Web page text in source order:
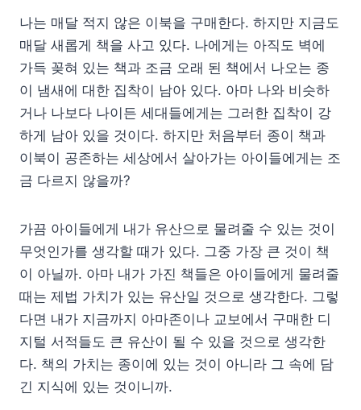
나는 매달 적지 않은 이북을 구매한다. 하지만 지금도
매달 새롭게 책을 사고 있다. 나에게는 아직도 벽에
가득 꽂혀 있는 책과 조금 오래 된 책에서 나오는 종
이 냄새에 대한 집착이 남아 있다. 아마 나와 비슷하
거나 나보다 나이든 세대들에게는 그러한 집착이 강
하게 남아 있을 것이다. 하지만 처음부터 종이 책과
이북이 공존하는 세상에서 살아가는 아이들에게는 조
금 다르지 않을까?
가끔 아이들에게 내가 유산으로 물려줄 수 있는 것이
무엇인가를 생각할 때가 있다. 그중 가장 큰 것이 책
이 아닐까. 아마 내가 가진 책들은 아이들에게 물려줄
때는 제법 가치가 있는 유산일 것으로 생각한다. 그렇
다면 내가 지금까지 아마존이나 교보에서 구매한 디
지털 서적들도 큰 유산이 될 수 있을 것으로 생각한
다. 책의 가치는 종이에 있는 것이 아니라 그 속에 담
긴 지식에 있는 것이니까.